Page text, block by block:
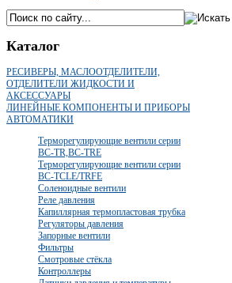
Каталог
РЕСИВЕРЫ, МАСЛООТДЕЛИТЕЛИ,
ОТДЕЛИТЕЛИ ЖИДКОСТИ И
АКСЕССУАРЫ
ЛИНЕЙНЫЕ КОМПОНЕНТЫ И ПРИБОРЫ
АВТОМАТИКИ
Терморегулирующие вентили серии
BC-TR,BC-TRE
Терморегулирующие вентили серии
BC-TCLE/TRFE
Соленоидные вентили
Реле давления
Капиллярная термопластовая трубка
Регуляторы давления
Запорные вентили
Фильтры
Смотровые стёкла
Контроллеры